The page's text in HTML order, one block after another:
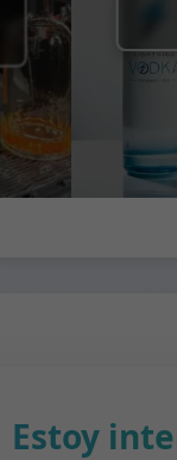
Estoy